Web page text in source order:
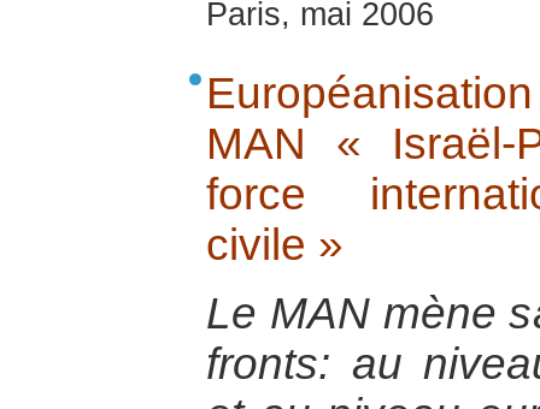
Paris, mai 2006
MAN « Israël-
force
civile »
Le MAN mène
fronts: au